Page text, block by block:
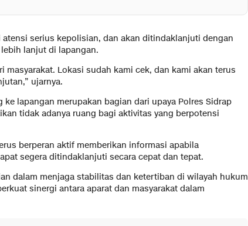
serius kepolisian, dan akan ditindaklanjuti dengan
lanjut di lapangan.
Lokasi sudah kami cek, dan kami akan terus
ujarnya.
lapangan merupakan bagian dari upaya Polres Sidrap
tidak adanya ruang bagi aktivitas yang berpotensi
berperan aktif memberikan informasi apabila
segera ditindaklanjuti secara cepat dan tepat.
dalam menjaga stabilitas dan ketertiban di wilayah hukum
sinergi antara aparat dan masyarakat dalam